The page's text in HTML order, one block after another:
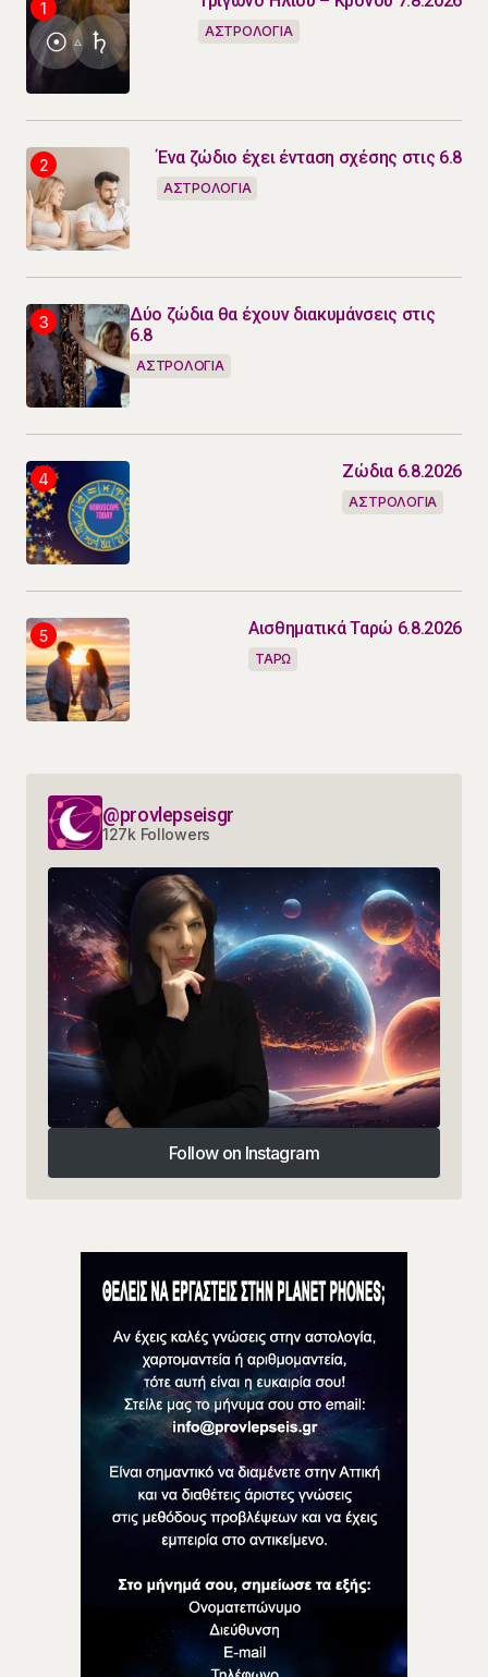
ΑΣΤΡΟΛΟΓΙΑ
Ένα ζώδιο έχει ένταση σχέσης στις 6.8
ΑΣΤΡΟΛΟΓΙΑ
Δύο ζώδια θα έχουν διακυμάνσεις στις
6.8
ΑΣΤΡΟΛΟΓΙΑ
Ζώδια 6.8.2026
ΑΣΤΡΟΛΟΓΙΑ
Αισθηματικά Ταρώ 6.8.2026
ΤΑΡΩ
@provlepseisgr
127k Followers
Follow on Instagram
Follow on Instagram